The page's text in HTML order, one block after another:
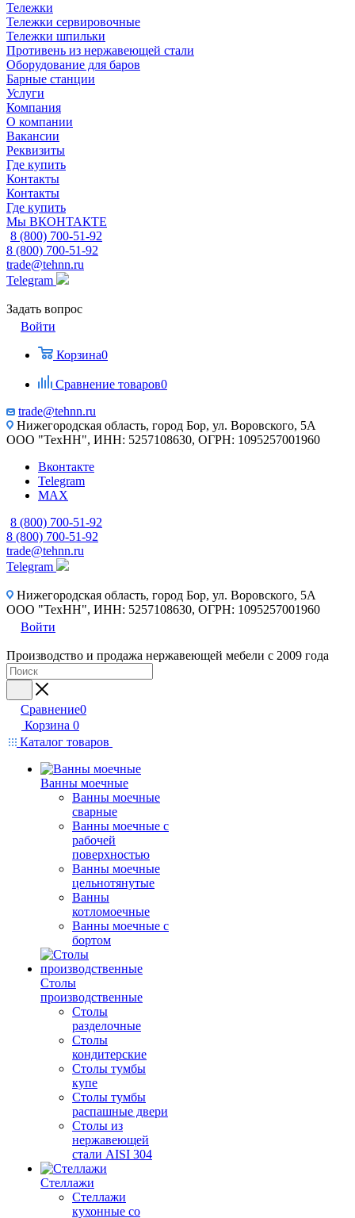
Тележки
Тележки сервировочные
Тележки шпильки
Противень из нержавеющей стали
Оборудование для баров
Барные станции
Услуги
Компания
О компании
Вакансии
Реквизиты
Где купить
Контакты
Контакты
Где купить
Мы ВКОНТАКТЕ
8 (800) 700-51-92
8 (800) 700-51-92
trade@tehnn.ru
Telegram
Задать вопрос
Войти
Корзина0
Сравнение товаров0
trade@tehnn.ru
Нижегородская область, город Бор, ул. Воровского, 5А
ООО "ТехНН", ИНН: 5257108630, ОГРН: 1095257001960
Вконтакте
Telegram
MAX
8 (800) 700-51-92
8 (800) 700-51-92
trade@tehnn.ru
Telegram
Нижегородская область, город Бор, ул. Воровского, 5А
ООО "ТехНН", ИНН: 5257108630, ОГРН: 1095257001960
Войти
Производство и продажа нержавеющей мебели с 2009 года
Сравнение0
Корзина 0
Каталог товаров
Ванны моечные
Ванны моечные
сварные
Ванны моечные с
рабочей
поверхностью
Ванны моечные
цельнотянутые
Ванны
котломоечные
Ванны моечные с
бортом
Столы
производственные
Столы
разделочные
Столы
кондитерские
Столы тумбы
купе
Столы тумбы
распашные двери
Столы из
нержавеющей
стали AISI 304
Стеллажи
Стеллажи
кухонные со